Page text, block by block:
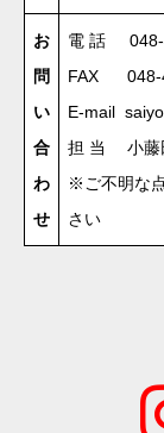
お
問
い
合
わ
せ
電 話 048-
FAX 048-
E-mail
担 当 小藤
※ご不明な
さい